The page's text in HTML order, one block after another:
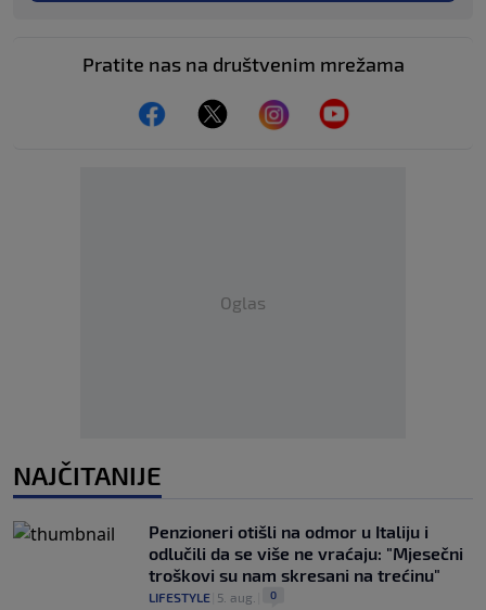
Pratite nas na društvenim mrežama
Oglas
NAJČITANIJE
Penzioneri otišli na odmor u Italiju i
odlučili da se više ne vraćaju: "Mjesečni
troškovi su nam skresani na trećinu"
LIFESTYLE 5. aug. 0